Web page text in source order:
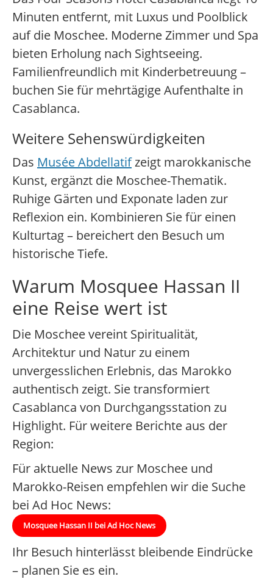
Minuten entfernt, mit Luxus und Poolblick
auf die Moschee. Moderne Zimmer und Spa
bieten Erholung nach Sightseeing.
Familienfreundlich mit Kinderbetreuung –
buchen Sie für mehrtägige Aufenthalte in
Casablanca.
Weitere Sehenswürdigkeiten
Das Musée Abdellatifzeigt marokkanische
Kunst, ergänzt die Moschee-Thematik.
Ruhige Gärten und Exponate laden zur
Reflexion ein. Kombinieren Sie für einen
Kulturtag – bereichert den Besuch um
historische Tiefe.
Warum Mosquee Hassan II
eine Reise wert ist
Die Moschee vereint Spiritualität,
Architektur und Natur zu einem
unvergesslichen Erlebnis, das Marokko
authentisch zeigt. Sie transformiert
Casablanca von Durchgangsstation zu
Highlight. Für weitere Berichte aus der
Region:
Für aktuelle News zur Moschee und
Marokko-Reisen empfehlen wir die Suche
bei Ad Hoc News:
Mosquee Hassan II bei Ad Hoc News
Ihr Besuch hinterlässt bleibende Eindrücke
– planen Sie es ein.